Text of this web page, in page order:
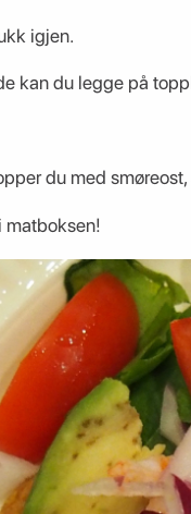
igjen.
kan du legge på
du med
matboksen!